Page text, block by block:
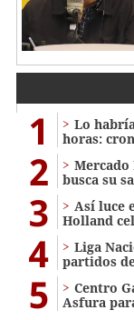
1
Lo
horas:
2
Mercado
busca su
3
Así luce
Holland
4
Liga
partidos
5
Centro
Asfura